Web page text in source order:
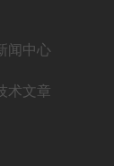
闻中心
术文章